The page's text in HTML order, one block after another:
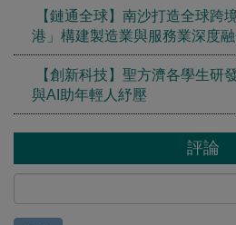
【鏈通全球】南沙打造全球跨
港」構建製造業與服務業深度
【創新科技】聖方濟各學生研
與AI助年輕人紓壓
評論